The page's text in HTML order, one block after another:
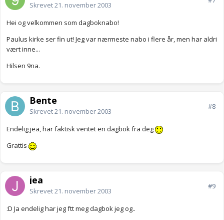
Skrevet21. november 2003
Hei og velkommen som dagboknabo!
Paulus kirke ser fin ut! Jeg var nærmeste nabo i flere år, men har aldri
vært inne...
Hilsen 9na.
Bente
Skrevet21. november 2003
#8
Endelig jea, har faktisk ventet en dagbok fra deg
Grattis
jea
Skrevet21. november 2003
#9
:D Ja endelig har jeg ftt meg dagbok jeg og..